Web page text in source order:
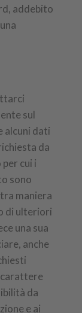
addebito
sul
alcuni dati
da
cui i
sono
maniera
di ulteriori
una sua
anche
carattere
da
e ai